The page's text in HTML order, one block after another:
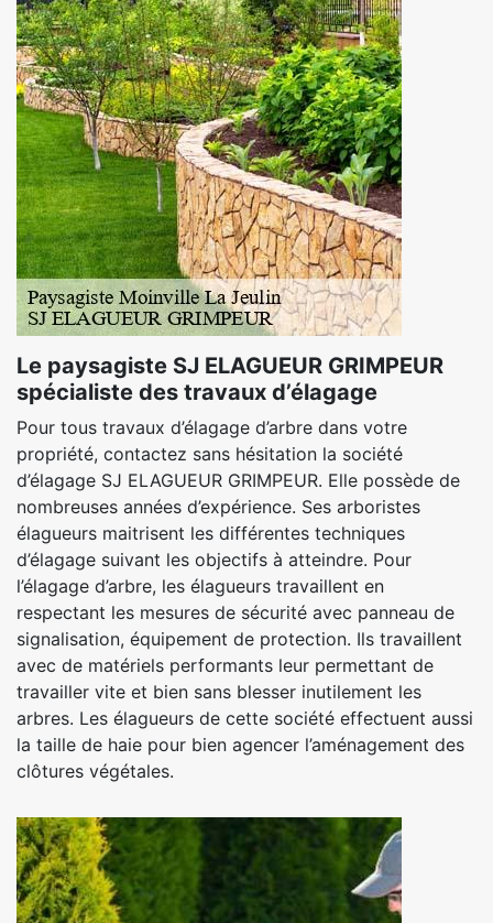
Le paysagiste SJ ELAGUEUR GRIMPEUR
spécialiste des travaux d’élagage
Pour tous travaux d’élagage d’arbre dans votre
propriété, contactez sans hésitation la société
d’élagage SJ ELAGUEUR GRIMPEUR. Elle possède de
nombreuses années d’expérience. Ses arboristes
élagueurs maitrisent les différentes techniques
d’élagage suivant les objectifs à atteindre. Pour
l’élagage d’arbre, les élagueurs travaillent en
respectant les mesures de sécurité avec panneau de
signalisation, équipement de protection. Ils travaillent
avec de matériels performants leur permettant de
travailler vite et bien sans blesser inutilement les
arbres. Les élagueurs de cette société effectuent aussi
la taille de haie pour bien agencer l’aménagement des
clôtures végétales.